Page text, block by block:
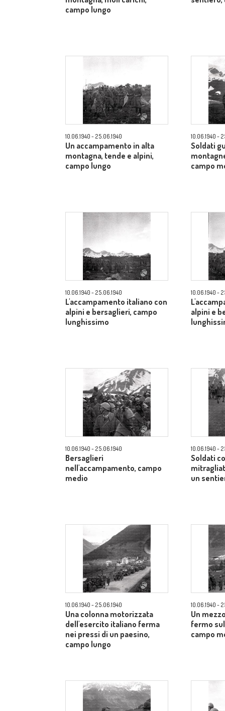
campo lungo
10.06.1940 - 25.06.1940
Un accampamento in alta
montagna, tende e alpini,
campo lungo
10.06.1940 -
Soldati
campo
10.06.1940 - 25.06.1940
L'accampamento italiano con
alpini e bersaglieri, campo
lunghissimo
10.06.1940 -
alpini e
10.06.1940 - 25.06.1940
Bersaglieri
nell'accampamento, campo
medio
10.06.1940 -
Soldati
un
10.06.1940 - 25.06.1940
Una colonna motorizzata
dell'esercito italiano ferma
nei pressi di un paesino,
campo lungo
10.06.1940 -
Un
fermo
campo